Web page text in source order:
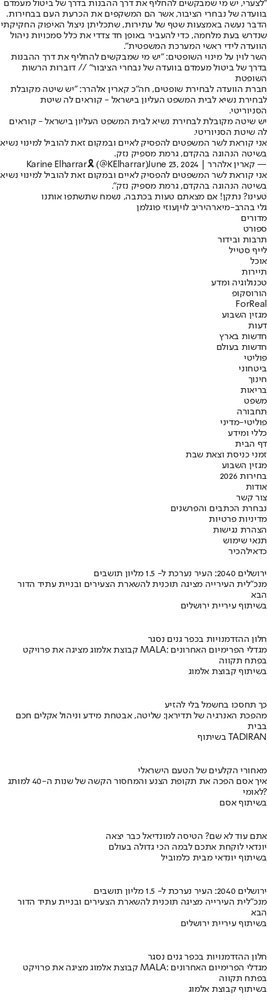
"לצערי, יש מי שמבקשים להחליף את דרך ההבנות בדרך של ביטול מעמדם
בוועדה של נבחרי הציבור, אשר הם המשקפים את הכרעת העם בבחירות.
הדבר נעשה באמצעות שטף של עתירות, שתכליתן ניצול האיפוק החקיקתי
שנדרש בעת מלחמה, כדי להעביר באופן חד צדדי את כלל סמכויות ניהול
הוועדה לידי ראשי המערכת המשפטית".
השר לוין על מינוי השופטים: "יש מי שמבקשים להחליף את דרך ההבנות
בדרך של ביטול מעמדם בוועדה של נבחרי הציבור" // דוברות הרשות
השופטת
חברת הוועדה לבחירת שופטים, חה"כ קארין אלהרר: "יש שיטה מקובלת
לבחירת נשיא לבית המשפט העליון בישראל - קוראים לה שיטת
הסניוריטי.
יש שיטה מקובלת לבחירת נשיא לבית המשפט העליון בישראל - קוראים
לה שיטת הסניוריטי.
אני קוראת לשר המשפטים להפסיק לאיים ובמקום זאת להוביל למינוי נשיא
בשיטה הנהוגה בהקדם, גרמת מספיק נזק.
— קארין אלהרר | Karine Elharrar🎗️ (@KElharrar) June 23, 2024
אני קוראת לשר המשפטים להפסיק לאיים ובמקום זאת להוביל למינוי נשיא
בשיטה הנהוגה בהקדם, גרמת מספיק נזק״.
טעינו? נתקן! אם מצאתם טעות בכתבה, נשמח שתשתפו אותנו
גלי בהרב-מיארהיריב לויןעוזי פוגלמן
מדורים
ספורט
תרבות ובידור
לייף סטייל
אוכל
תיירות
טכנולוגיה ומדע
הורוסקופ
ForReal
מגזין השבוע
דעות
חדשות בארץ
חדשות בעולם
פוליטי
ביטחוני
חינוך
בריאות
משפט
תחבורה
פוליטי-מדיני
כללי ומידע
דף הבית
זמני כניסת וצאת שבת
מגזין השבוע
בחירות 2026
אודות
צור קשר
נבחרת הכתבים והפרשנים
מדיניות פרטיות
הצהרת נגישות
תנאי שימוש
כדאילהכיר
ירושלים 2040: העיר נערכת ל- 1.5 מליון תושבים
מנכ"לית העירייה מציגה תוכנית להשארת הצעירים ובניית עתיד הדור
הבא
בשיתוף עיריית ירושלים
חלון ההזדמנויות בכפר גנים נסגר
קבוצת אלמוג מציגה את פרויקט MALA: מגדלי הפרימיום האחרונים
בפתח תקווה
בשיתוף קבוצת אלמוג
כך תחסכו בחשמל בלי להזיע
מהפכת האנרגיה של תדיראן: שליטה, אבטחת מידע וניהול אקלים חכם
בבית
בשיתוף TADIRAN
מאחורי הקלעים של הטעם הישראלי
איך אסם הפכה את תקופת הצנע והמחסור הקשה של שנות ה-40 למותג
לאומי?
בשיתוף אסם
אתם עוד לא שם? הטיסה למונדיאל כבר יצאה
יונדאי לוקחת אתכם לבמה הכי גדולה בעולם
בשיתוף יונדאי מבית כלמוביל
ירושלים 2040: העיר נערכת ל- 1.5 מליון תושבים
מנכ"לית העירייה מציגה תוכנית להשארת הצעירים ובניית עתיד הדור
הבא
בשיתוף עיריית ירושלים
חלון ההזדמנויות בכפר גנים נסגר
קבוצת אלמוג מציגה את פרויקט MALA: מגדלי הפרימיום האחרונים
בפתח תקווה
בשיתוף קבוצת אלמוג